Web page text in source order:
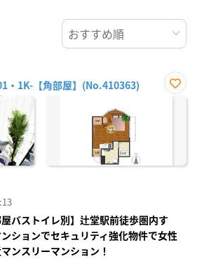
・1K-【角部屋】(No.410363)
お気
屋バストイレ別】辻堂駅前徒歩圏内す
ションでセキュリティ強化物件で女性
ンスリーマンション！